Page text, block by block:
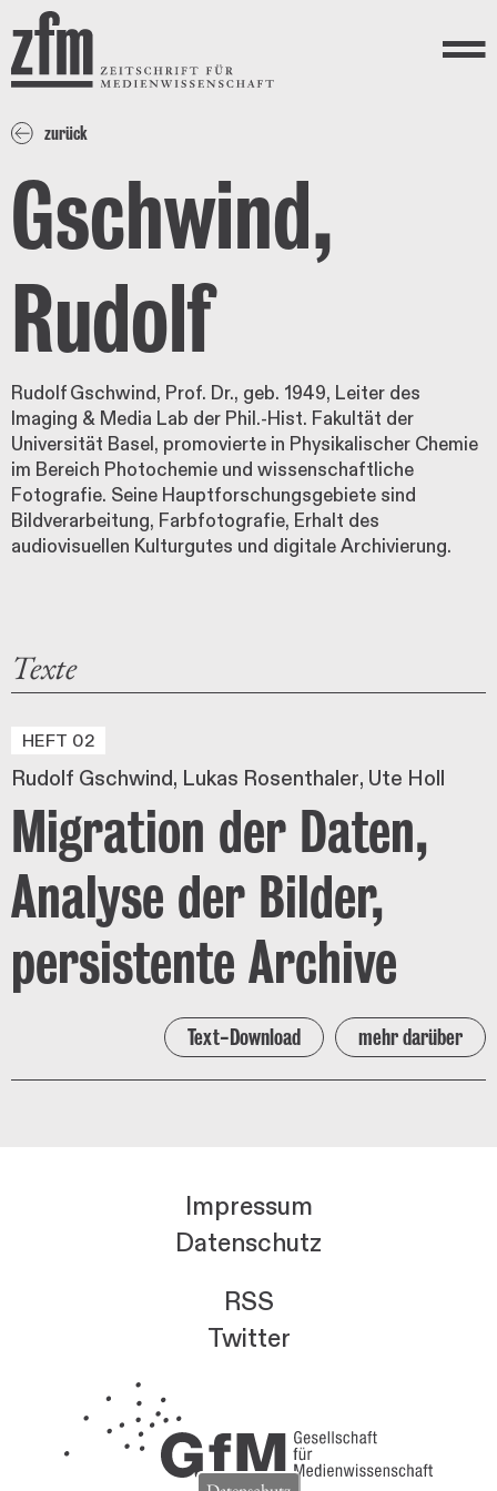
Direkt zum Inhalt
ZEITSCHRIFT FÜR
MEDIENWISSENSCHAFT
Menü
zurück
Gschwind,
Rudolf
Rudolf Gschwind, Prof. Dr., geb. 1949, Leiter des
Imaging & Media Lab der Phil.-Hist. Fakultät der
Universität Basel, promovierte in Physikalischer Chemie
im Bereich Photochemie und wissenschaftliche
Fotografie. Seine Hauptforschungsgebiete sind
Bildverarbeitung, Farbfotografie, Erhalt des
audiovisuellen Kulturgutes und digitale Archivierung.
Texte
HEFT 02
Rudolf Gschwind Lukas Rosenthaler Ute Holl
Migration der Daten,
Analyse der Bilder,
persistente Archive
Text-Download mehr darüber
Impressum
Datenschutz
RSS
Twitter